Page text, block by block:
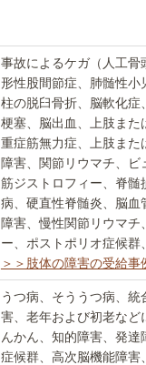
事故によるケガ（人工骨
形性股間節症、肺髄性小
柱の脱臼骨折、脳軟化症
梗塞、脳出血、上肢また
重症筋無力症、上肢また
障害、関節リウマチ、ビ
筋ジストロフィー、脊髄
病、硬直性脊髄炎、脳血
障害、慢性関節リウマチ
ー、ポストポリオ症候群
＞＞肢体の障害の受給事
うつ病、そううつ病、統
害、老年および初老など
んかん、知的障害、発達
症候群、高次脳機能障害